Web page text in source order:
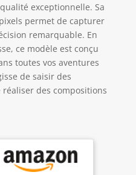
exceptionnelle. Sa
permet de capturer
remarquable. En
ce modèle est conçu
toutes vos aventures
de saisir des
des compositions